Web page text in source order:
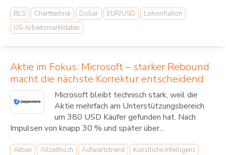
BLS Charttechnik Dollar EUR/USD
Lohninflation
US-Arbeitsmarktdaten
Aktie im Fokus: Microsoft – starker Rebound
macht die nächste Korrektur entscheidend
Microsoft bleibt technisch stark, weil die
Aktie mehrfach am Unterstützungsbereich
um 380 USD Käufer gefunden hat. Nach
Impulsen von knapp 30 % und später über...
Aktien Allzeithoch Aufwärtstrend
Künstliche Intelligenz